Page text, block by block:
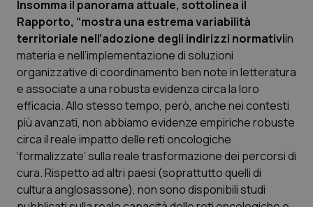
Quotidiano Chirurgia
Quotidiano Oncologia
Quotidiano Pediatria
Rene & patologie urogenitali
Salute orale & impianti
Sangue & coagulazione
Insomma il panorama attuale, sottolinea il
Rapporto, “mostra una estrema variabilità
territoriale nell’adozione degli indirizzi normativiin
materia e nell’implementazione di soluzioni
organizzative di coordinamento ben note in letteratura
e associate a una robusta evidenza circa la loro
efficacia. Allo stesso tempo, però, anche nei contesti
più avanzati, non abbiamo evidenze empiriche robuste
circa il reale impatto delle reti oncologiche
‘formalizzate’ sulla reale trasformazione dei percorsi di
cura. Rispetto ad altri paesi (soprattutto quelli di
cultura anglosassone), non sono disponibili studi